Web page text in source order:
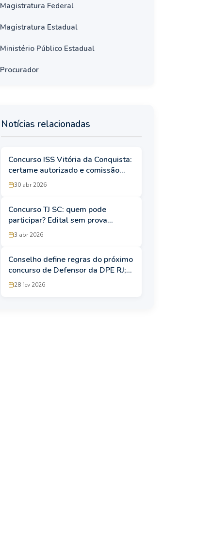
Magistratura Federal
Magistratura Estadual
Ministério Público Estadual
Procurador
Notícias relacionadas
Concurso ISS Vitória da Conquista:
certame autorizado e comissão
formada; 24 vagas para área fiscal
30 abr 2026
Concurso TJ SC: quem pode
participar? Edital sem prova
discursiva!
3 abr 2026
Conselho define regras do próximo
concurso de Defensor da DPE RJ;
veja o que mudou!
28 fev 2026